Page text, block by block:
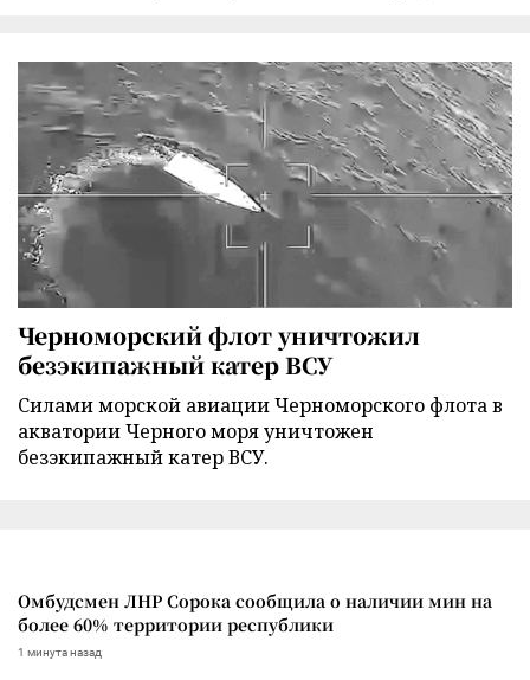
Черноморский флот уничтожил
безэкипажный катер ВСУ
Силами морской авиации Черноморского флота в
акватории Черного моря уничтожен
безэкипажный катер ВСУ.
Омбудсмен ЛНР Сорока сообщила о наличии мин на
более 60% территории республики
1 минута назад